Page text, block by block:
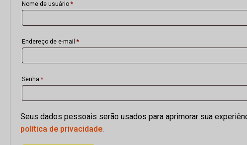
Nome de usuário *
Endereço de e-mail *
Senha *
Seus dados pessoais serão usados para aprimorar sua
política de privacidade.